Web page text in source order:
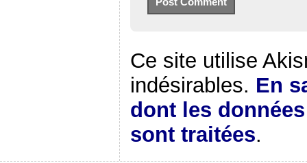
Ce site utilise
indésirables. En
dont les
sont traitées.